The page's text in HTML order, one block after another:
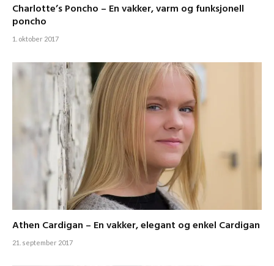
Charlotte’s Poncho – En vakker, varm og funksjonell
poncho
1. oktober 2017
Athen Cardigan – En vakker, elegant og enkel Cardigan
21. september 2017